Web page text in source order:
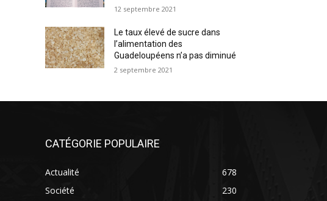
12 septembre 2021
Le taux élevé de sucre dans
l’alimentation des
Guadeloupéens n’a pas diminué
2 septembre 2021
CATÉGORIE POPULAIRE
Actualité
678
Société
230